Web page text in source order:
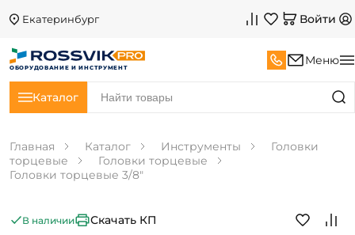
Екатеринбург Войти
ОБОРУДОВАНИЕ И ИНСТРУМЕНТ
Меню
Каталог
Главная Каталог Инструменты
Головки
торцевые
Головки торцевые
Головки торцевые 3/8"
В наличии Скачать КП